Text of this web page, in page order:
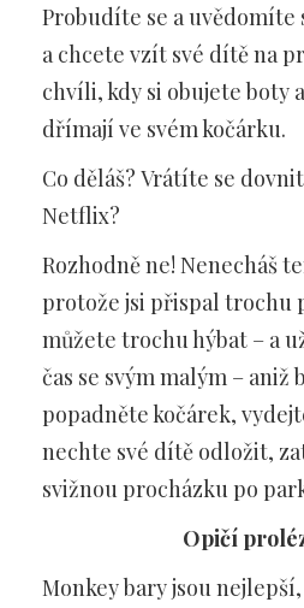
Probudíte se a uvědomíte
a chcete vzít své dítě na
chvíli, kdy si obujete boty
dřímají ve svém kočárku.
Co děláš? Vrátíte se
Netflix?
Rozhodně ne! Nenecháš
protože jsi přispal trochu
můžete trochu hýbat – a
čas se svým malým – aniž
popadněte kočárek,
nechte své dítě odložit,
svižnou procházku po
Opičí
Monkey bary jsou